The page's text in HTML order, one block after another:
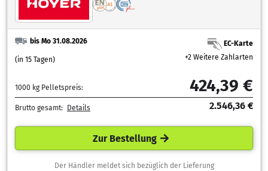
bis Mo 31.08.2026
(in 15 Tagen)
EC-Karte
+2 Weitere Zahlarten
1000 kg Pelletspreis: 424,39 €
Brutto gesamt: Details 2.546,36 €
Zur Bestellung
Der Händler meldet sich bezüglich der Lieferung